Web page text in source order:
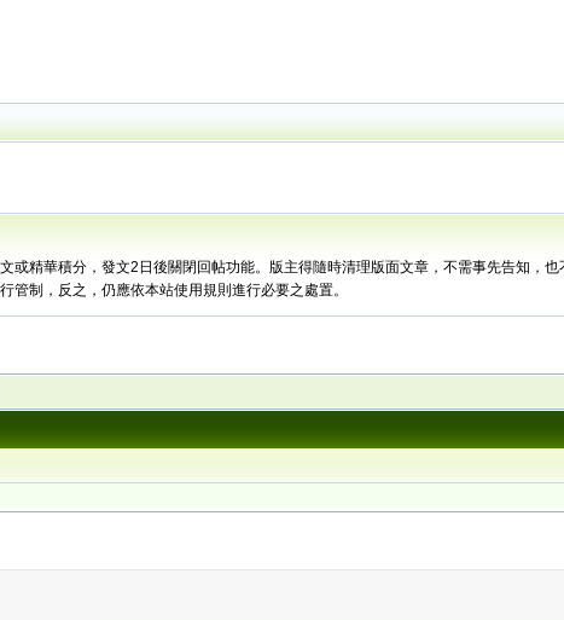
或精華積分，發文2日後關閉回帖功能。版主得隨時清理版面文章，不需事先告知，
制，反之，仍應依本站使用規則進行必要之處置。